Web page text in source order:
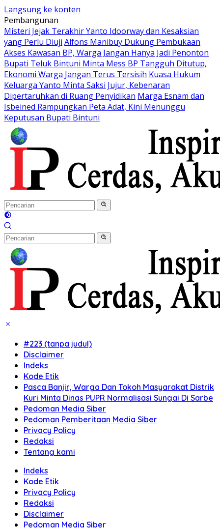
Langsung ke konten
Pembangunan
Misteri Jejak Terakhir Yanto Idoorway dan Kesaksian
yang Perlu Diuji Alfons Manibuy Dukung Pembukaan
Akses Kawasan BP, Warga Jangan Hanya Jadi Penonton
Bupati Teluk Bintuni Minta Mess BP Tangguh Ditutup,
Ekonomi Warga Jangan Terus Tersisih Kuasa Hukum
Keluarga Yanto Minta Saksi Jujur, Kebenaran
Dipertaruhkan di Ruang Penyidikan Marga Esnam dan
Isbeined Rampungkan Peta Adat, Kini Menunggu
Keputusan Bupati Bintuni
#223 (tanpa judul)
Disclaimer
Indeks
Kode Etik
Pasca Banjir, Warga Dan Tokoh Masyarakat Distrik
Kuri Minta Dinas PUPR Normalisasi Sungai Di Sarbe
Pedoman Media Siber
Pedoman Pemberitaan Media Siber
Privacy Policy
Redaksi
Tentang kami
Indeks
Kode Etik
Privacy Policy
Redaksi
Disclaimer
Pedoman Media Siber